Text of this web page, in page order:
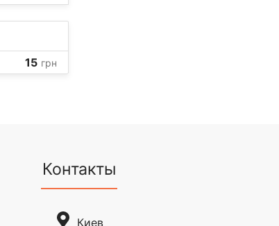
15 грн
Контакты
Киев